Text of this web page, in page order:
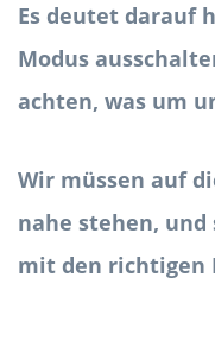
Es deutet darauf
Modus
achten, was um
Wir müssen auf
nahe stehen,
mit den richtigen